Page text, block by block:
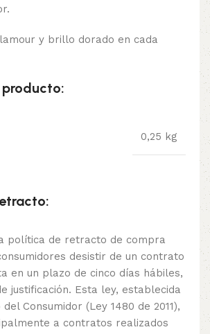
y brillo dorado en cada
0,25 kg
política de retracto de compra
desistir de un contrato
en un plazo de cinco días hábiles,
justificación. Esta ley, establecida
Consumidor (Ley 1480 de 2011),
a contratos realizados